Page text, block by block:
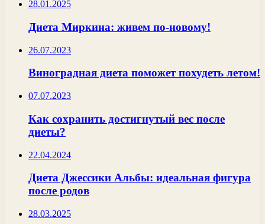
28.01.2025
Диета Миркина: живем по-новому!
26.07.2023
Виноградная диета поможет похудеть летом!
07.07.2023
Как сохранить достигнутый вес после
диеты?
22.04.2024
Диета Джессики Альбы: идеальная фигура
после родов
28.03.2025